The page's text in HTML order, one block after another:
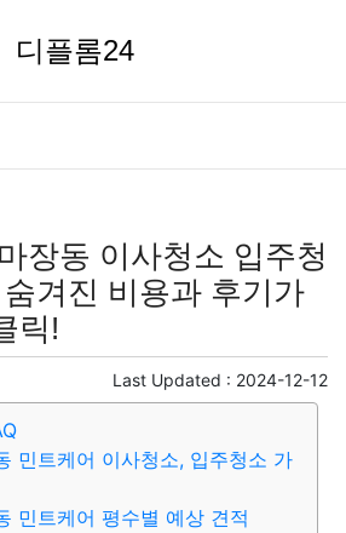
디플롬24
장동 이사청소 입주청
겨진 비용과 후기가
릭!
Last Updated : 2024-12-12
민트케어 이사청소, 입주청소 가
민트케어 평수별 예상 견적